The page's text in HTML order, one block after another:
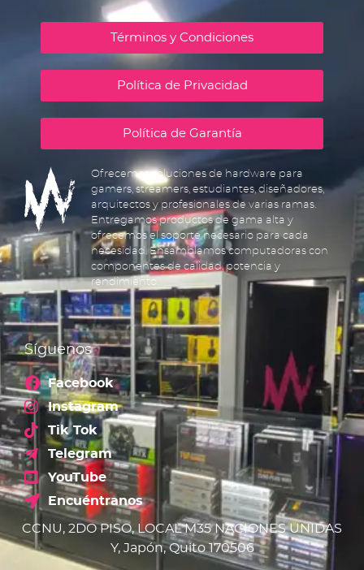
Términos y Condiciones
Política de Privacidad
Política de Garantía
Ofrecemos soluciones de hardware para
gamers, streamers, estudiantes, diseñadores,
arquitectos y profesionales de varias ramas.
Entregamos productos de gama alta y
ofrecemos el soporte necesario para cada
necesidad. Ensamblamos computadoras con
componentes de calidad, potencia y
rendimiento.
Síguenos
Facebook
Instagram
Tik Tok
Telegram
YouTube
Encuéntranos
CCNU, 2DO PISO, LOCAL M35 NACIONES UNIDAS
Y, Japón, Quito 170506